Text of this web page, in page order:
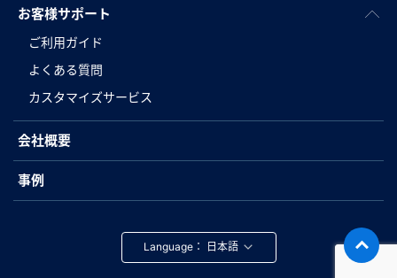
お客様サポート
ご利用ガイド
よくある質問
カスタマイズサービス
会社概要
事例
Language：